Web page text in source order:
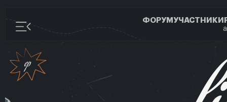
ФОРУМУЧАСТНИКИ